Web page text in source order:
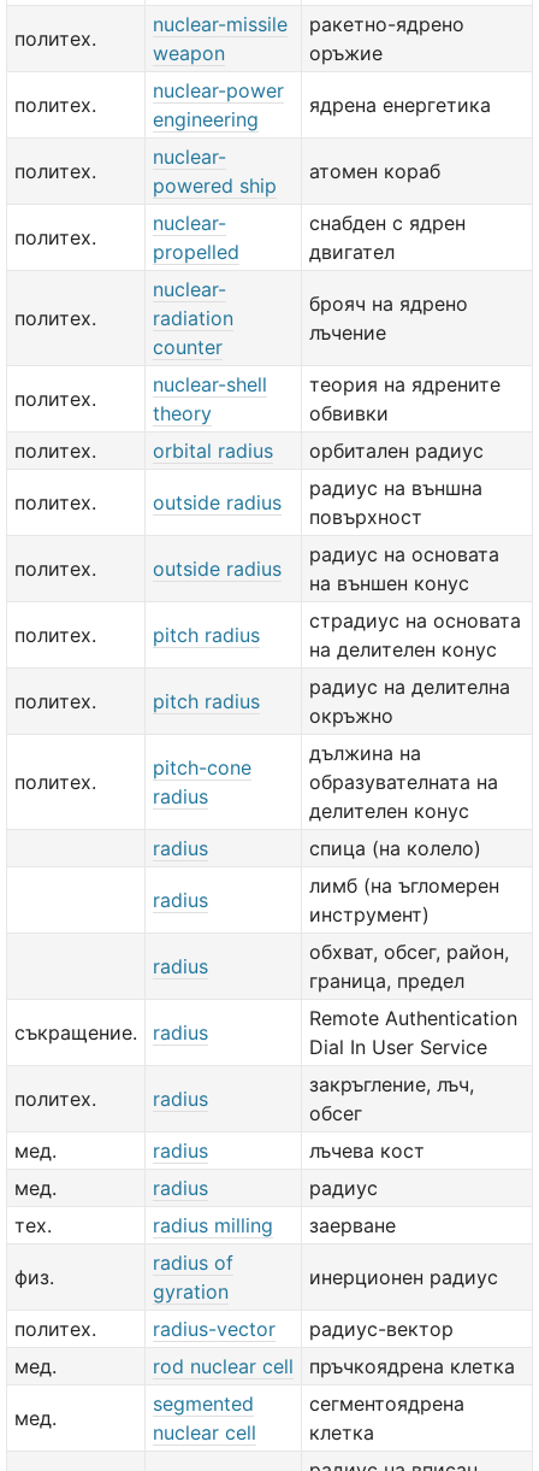
политех.
nuclear-missile
weapon
ракетно-ядрено
оръжие
политех.
nuclear-power
engineering
ядрена енергетика
политех.
nuclear-
powered ship
атомен кораб
политех.
nuclear-
propelled
снабден с ядрен
двигател
политех.
nuclear-
radiation
counter
брояч на ядрено
лъчение
политех.
nuclear-shell
theory
теория на ядрените
обвивки
политех.
orbital radius орбитален радиус
политех. outside radius
радиус на външна
повърхност
политех. outside radius
радиус на основата
на външен конус
политех. pitch radius
страдиус на основата
на делителен конус
политех. pitch radius
радиус на делителна
окръжно
политех.
pitch-cone
radius
дължина на
образувателната на
делителен конус
radius
спица (на колело)
radius
лимб (на ъгломерен
инструмент)
radius
обхват, обсег, район,
граница, предел
съкращение. radius
Remote Authentication
Dial In User Service
политех. radius
закръгление, лъч,
обсег
мед.
radius
лъчева кост
мед.
radius
радиус
тех.
radius milling заерване
физ.
radius of
gyration
инерционен радиус
политех. radius-vector
радиус-вектор
мед.
rod nuclear cell пръчкоядрена клетка
мед.
segmented
nuclear cell
сегментоядрена
клетка